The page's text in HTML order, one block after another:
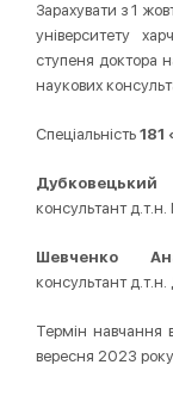
Зарахувати з 1
університету
ступеня доктора
наукових
Спеціальність 181
консультант
Шевченко
консультант д.т.н.
Термін навчання
вересня 2023